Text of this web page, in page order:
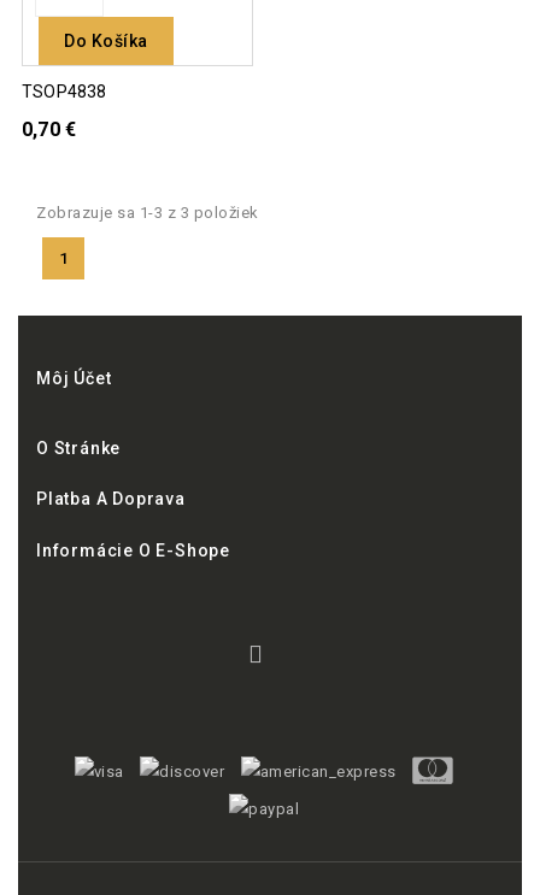
Do Košíka
TSOP4838
0,70 €
Zobrazuje sa 1-3 z 3 položiek
1
Môj Účet
O Stránke
Platba A Doprava
Informácie O E-Shope